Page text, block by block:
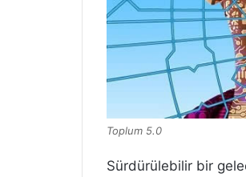
Toplum 5.0
Sürdürülebilir bir